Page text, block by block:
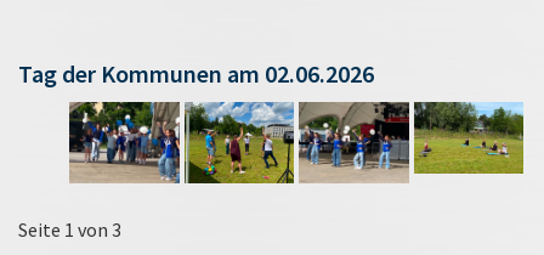
Tag der Kommunen am 02.06.2026
Seite 1 von 3